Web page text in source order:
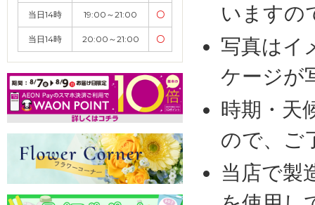
当日14時 19:00～21:00 〇
当日14時 20:00～21:00 〇
いますの
写真はイ
ケージが
時期・天
ので、ご
当店で製